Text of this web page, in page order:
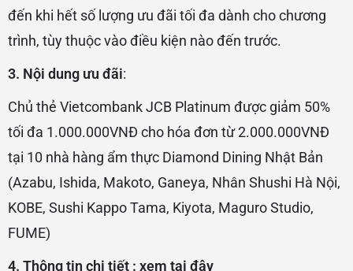
đến khi hết số lượng ưu đãi tối đa dành cho chương
trình, tùy thuộc vào điều kiện nào đến trước.
3. Nội dung ưu đãi:
Chủ thẻ Vietcombank JCB Platinum được giảm 50%
tối đa 1.000.000VNĐ cho hóa đơn từ 2.000.000VNĐ
tại 10 nhà hàng ẩm thực Diamond Dining Nhật Bản
(Azabu, Ishida, Makoto, Ganeya, Nhân Shushi Hà Nội,
KOBE, Sushi Kappo Tama, Kiyota, Maguro Studio,
FUME)​​​​​​​
4. Thông tin chi tiết : xem tại đây